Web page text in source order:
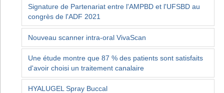
Signature de Partenariat entre l'AMPBD et l'UFSBD au
congrès de l'ADF 2021
Nouveau scanner intra-oral VivaScan
Une étude montre que 87 % des patients sont satisfaits
d'avoir choisi un traitement canalaire
HYALUGEL Spray Buccal